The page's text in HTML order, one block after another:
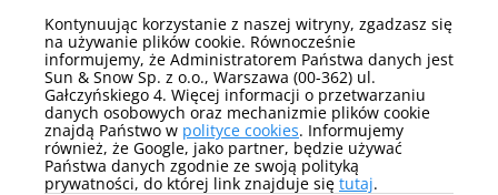
Pokaż więcej
Parking
parking na terenie obiektu
(niegwarantowany)
Pokaż więcej
Kontynuując korzystanie z naszej witryny, zgadzasz się
na używanie plików cookie. Równocześnie
informujemy, że Administratorem Państwa danych jest
Sun & Snow Sp. z o.o., Warszawa (00-362) ul.
Gałczyńskiego 4. Więcej informacji o przetwarzaniu
danych osobowych oraz mechanizmie plików cookie
znajdą Państwo w polityce cookies. Informujemy
również, że Google, jako partner, będzie używać
Państwa danych zgodnie ze swoją polityką
prywatności, do której link znajduje się tutaj.